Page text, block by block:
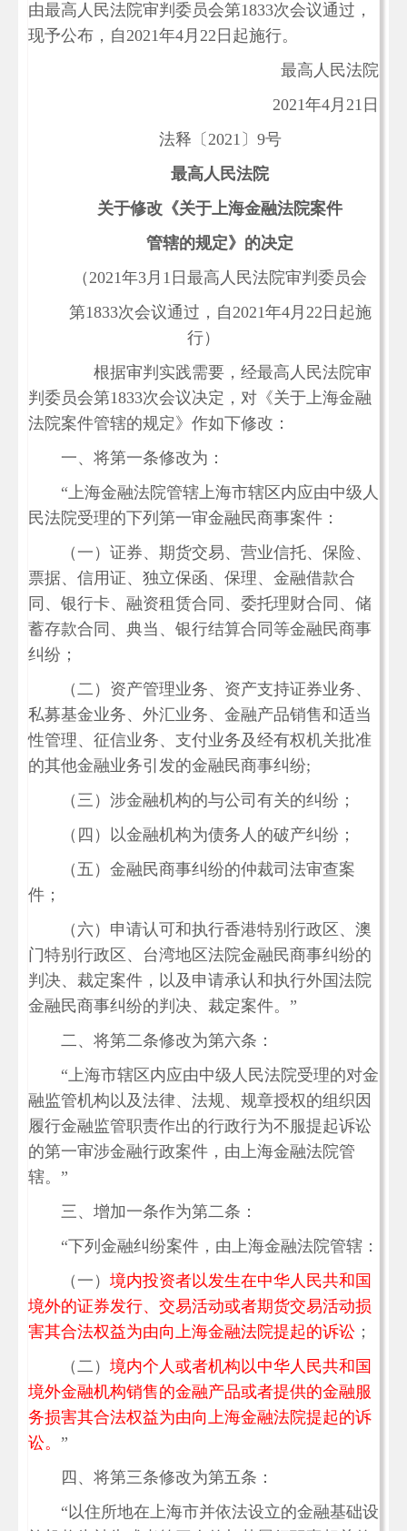
由最高人民法院审判委员会第1833次会议通过，
现予公布，自2021年4月22日起施行。
最高人民法院
2021年4月21日
法释〔2021〕9号
最高人民法院
关于修改《关于上海金融法院案件
管辖的规定》的决定
（2021年3月1日最高人民法院审判委员会
第1833次会议通过，自2021年4月22日起施
行）
根据审判实践需要，经最高人民法院审
判委员会第1833次会议决定，对《关于上海金融
法院案件管辖的规定》作如下修改：
一、将第一条修改为：
“上海金融法院管辖上海市辖区内应由中级人
民法院受理的下列第一审金融民商事案件：
（一）证券、期货交易、营业信托、保险、
票据、信用证、独立保函、保理、金融借款合
同、银行卡、融资租赁合同、委托理财合同、储
蓄存款合同、典当、银行结算合同等金融民商事
纠纷；
（二）资产管理业务、资产支持证券业务、
私募基金业务、外汇业务、金融产品销售和适当
性管理、征信业务、支付业务及经有权机关批准
的其他金融业务引发的金融民商事纠纷;
（三）涉金融机构的与公司有关的纠纷；
（四）以金融机构为债务人的破产纠纷；
（五）金融民商事纠纷的仲裁司法审查案
件；
（六）申请认可和执行香港特别行政区、澳
门特别行政区、台湾地区法院金融民商事纠纷的
判决、裁定案件，以及申请承认和执行外国法院
金融民商事纠纷的判决、裁定案件。”
二、将第二条修改为第六条：
“上海市辖区内应由中级人民法院受理的对金
融监管机构以及法律、法规、规章授权的组织因
履行金融监管职责作出的行政行为不服提起诉讼
的第一审涉金融行政案件，由上海金融法院管
辖。”
三、增加一条作为第二条：
“下列金融纠纷案件，由上海金融法院管辖：
（一） 境内投资者以发生在中华人民共和国
境外的证券发行、交易活动或者期货交易活动损
害其合法权益为由向上海金融法院提起的诉讼 ；
（二） 境内个人或者机构以中华人民共和国
境外金融机构销售的金融产品或者提供的金融服
务损害其合法权益为由向上海金融法院提起的诉
讼。 ”
四、将第三条修改为第五条：
“以住所地在上海市并依法设立的金融基础设